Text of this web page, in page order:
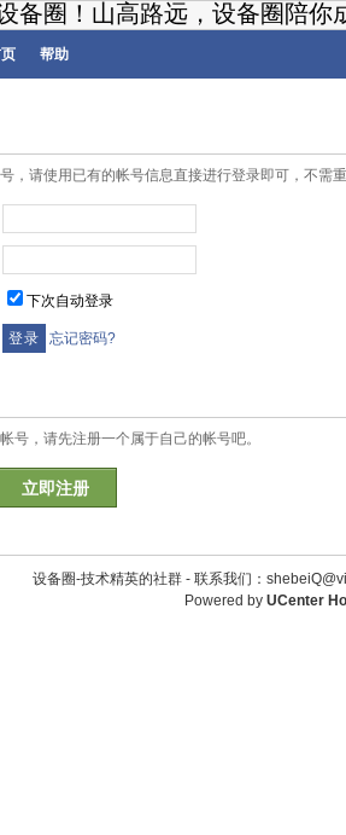
备圈！山高路远，设备圈陪你
帮助
，请使用已有的帐号信息直接进行登录即可，不需
下次自动登录
忘记密码?
号，请先注册一个属于自己的帐号吧。
立即注册
设备圈-技术精英的社群 - 联系我们：
Powered by UCenter